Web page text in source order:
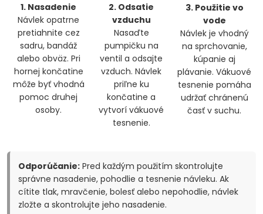
1. Nasadenie
Návlek opatrne
pretiahnite cez
sadru, bandáž
alebo obväz. Pri
hornej končatine
môže byť vhodná
pomoc druhej
osoby.
2. Odsatie
vzduchu
Nasaďte
pumpičku na
ventil a odsajte
vzduch. Návlek
priľne ku
končatine a
vytvorí vákuové
tesnenie.
3. Použitie vo
vode
Návlek je vhodný
na sprchovanie,
kúpanie aj
plávanie. Vákuové
tesnenie pomáha
udržať chránenú
časť v suchu.
Odporúčanie: Pred každým použitím skontrolujte
správne nasadenie, pohodlie a tesnenie návleku. Ak
cítite tlak, mravčenie, bolesť alebo nepohodlie, návlek
zložte a skontrolujte jeho nasadenie.